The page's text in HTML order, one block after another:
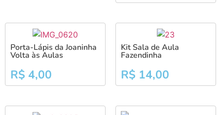
Porta-Lápis da Joaninha
Volta às Aulas
R$ 4,00
Kit Sala de Aula
Fazendinha
R$ 14,00